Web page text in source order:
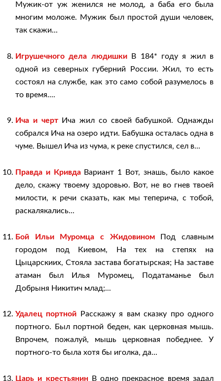
Мужик-от уж женился не молод, а баба его была
многим моложе. Мужик был простой души человек,
так скажи...
Игрушечного дела людишкиВ 184* году я жил в
одной из северных губерний России. Жил, то есть
состоял на службе, как это само собой разумелось в
то время....
Ича и чертИча жил со своей бабушкой. Однажды
собрался Ича на озеро идти. Бабушка осталась одна в
чуме. Вышел Ича из чума, к реке спустился, сел в...
Правда и КривдаВариант 1 Вот, знашь, было какое
дело, скажу твоему здоровью. Вот, не во гнев твоей
милости, к речи сказать, как мы теперича, с тобой,
раскалякались...
Бой Ильи Муромца с ЖидовиномПод славным
городом под Киевом, На тех на степях на
Цыцарскиих, Стояла застава богатырская; На заставе
атаман был Илья Муромец, Податаманье был
Добрыня Никитич млад;...
Удалец портной Расскажу я вам сказку про одного
портного. Был портной беден, как церковная мышь.
Впрочем, пожалуй, мышь церковная победнее. У
портного-то была хотя бы иголка, да...
Царь и крестьянинВ одно прекрасное время задал